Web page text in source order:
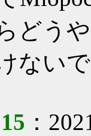
どう
ない
：